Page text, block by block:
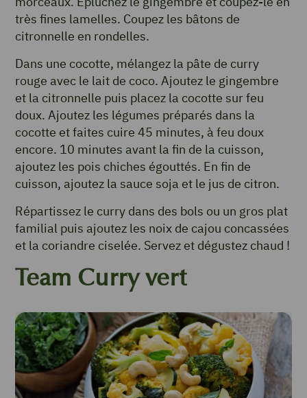
très fines lamelles. Coupez les bâtons de
citronnelle en rondelles.
Dans une cocotte, mélangez la pâte de curry
rouge avec le lait de coco. Ajoutez le gingembre
et la citronnelle puis placez la cocotte sur feu
doux. Ajoutez les légumes préparés dans la
cocotte et faites cuire 45 minutes, à feu doux
encore. 10 minutes avant la fin de la cuisson,
ajoutez les pois chiches égouttés. En fin de
cuisson, ajoutez la sauce soja et le jus de citron.
Répartissez le curry dans des bols ou un gros plat
familial puis ajoutez les noix de cajou concassées
et la coriandre ciselée. Servez et dégustez chaud !
Team Curry vert